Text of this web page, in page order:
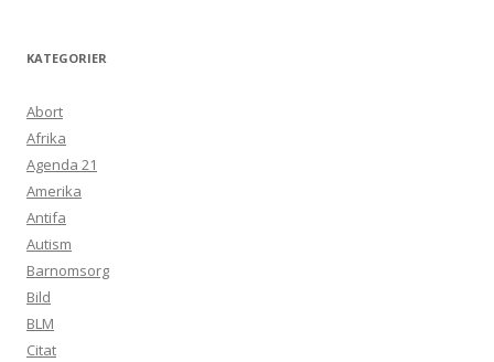
KATEGORIER
Abort
Afrika
Agenda 21
Amerika
Antifa
Autism
Barnomsorg
Bild
BLM
Citat